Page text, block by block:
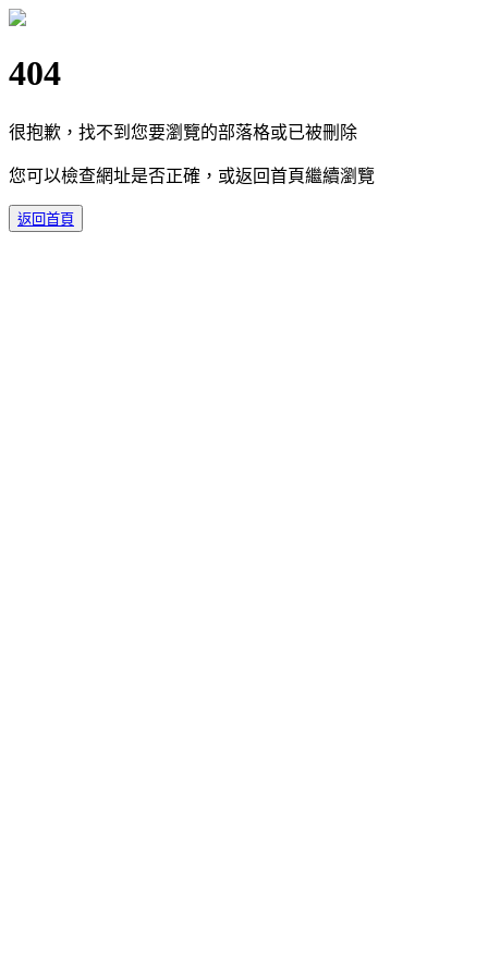
404
很抱歉，找不到您要瀏覽的部落格或已被刪除
您可以檢查網址是否正確，或返回首頁繼續瀏覽
返回首頁